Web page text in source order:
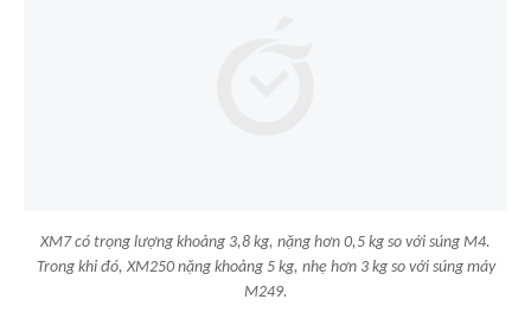
XM7 có trọng lượng khoảng 3,8 kg, nặng hơn 0,5 kg so với súng M4.
Trong khi đó, XM250 nặng khoảng 5 kg, nhẹ hơn 3 kg so với súng máy
M249.